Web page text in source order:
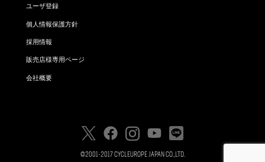
ユーザ登録
個人情報保護方針
採用情報
販売店様専用ページ
会社概要
©2001-2017 CYCLEUROPE JAPAN CO.,LTD.